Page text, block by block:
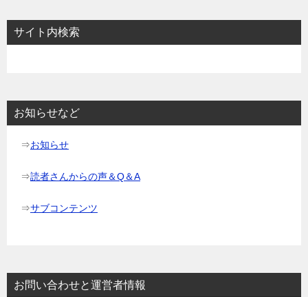
ビ
ゲ
ョ
サイト内検索
お知らせなど
⇒お知らせ
⇒読者さんからの声＆Q＆A
⇒サブコンテンツ
お問い合わせと運営者情報